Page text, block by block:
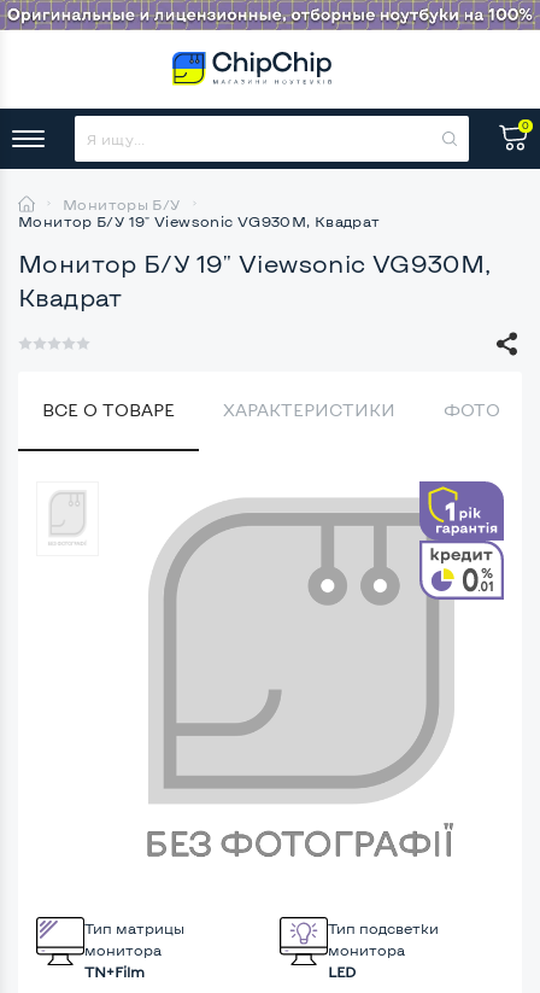
0
Мониторы Б/У
Монитор Б/У 19" Viewsonic VG930M, Квадрат
Монитор Б/У 19" Viewsonic VG930M,
Квадрат
ВСЕ О ТОВАРЕ ХАРАКТЕРИСТИКИ ФОТО
Тип матрицы
монитора
TN+Film
Тип подсветки
монитора
LED